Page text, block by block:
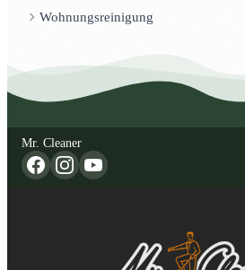
Wohnungsreinigung
Mr. Cleaner